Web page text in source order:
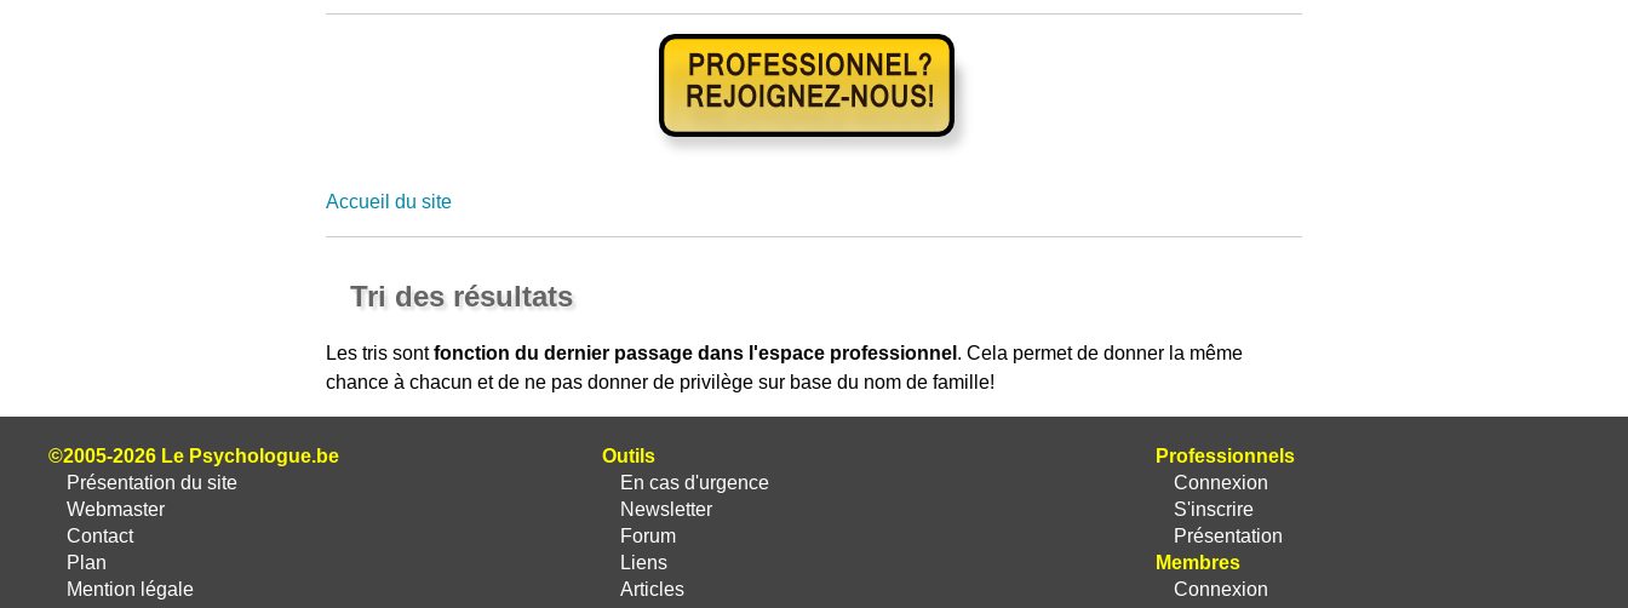
Accueil du site
Tri des résultats
Les tris sontfonction du dernier passage dans l'espace professionnel . Cela permet de donner la même
chance à chacun et de ne pas donner de privilège sur base du nom de famille!
©2005-2026 Le Psychologue.be
Présentation du site
Webmaster
Contact
Plan
Mention légale
Professionnels
Connexion
S'inscrire
Présentation
Membres
Connexion
Outils
En cas d'urgence
Newsletter
Forum
Liens
Articles